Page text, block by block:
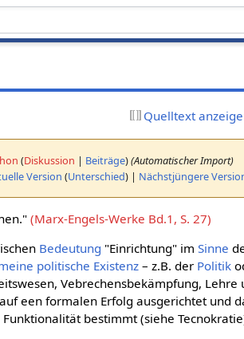
Quelltext
(Diskussion | Beiträge)(Automatischer Import)
Version (Unterschied) | Nächstjüngere
(Marx-Engels-Werke Bd.1, S. 27)
Bedeutung "Einrichtung" imSinne
politische Existenz – z.B. der Politik
Vebrechensbekämpfung, Lehre
een formalen Erfolg ausgerichtet und
bestimmt (siehe